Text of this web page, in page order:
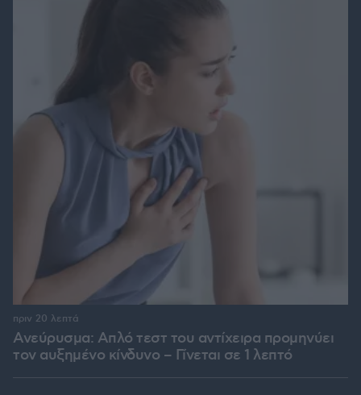
Ανεύρυσμα: Απλό τεστ του αντίχειρα προμηνύει
τον αυξημένο κίνδυνο – Γίνεται σε 1 λεπτό
πριν 20 λεπτά